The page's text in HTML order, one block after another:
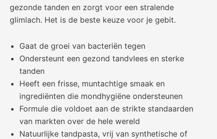
gezonde tanden en zorgt voor een stralende
glimlach. Het is de beste keuze voor je gebit.
Gaat de groei van bacteriën tegen
Ondersteunt een gezond tandvlees en sterke
tanden
Heeft een frisse, muntachtige smaak en
ingrediënten die mondhygiëne ondersteunen
Formule die voldoet aan de strikte standaarden
van markten over de hele wereld
Natuurlijke tandpasta, vrij van synthetische of